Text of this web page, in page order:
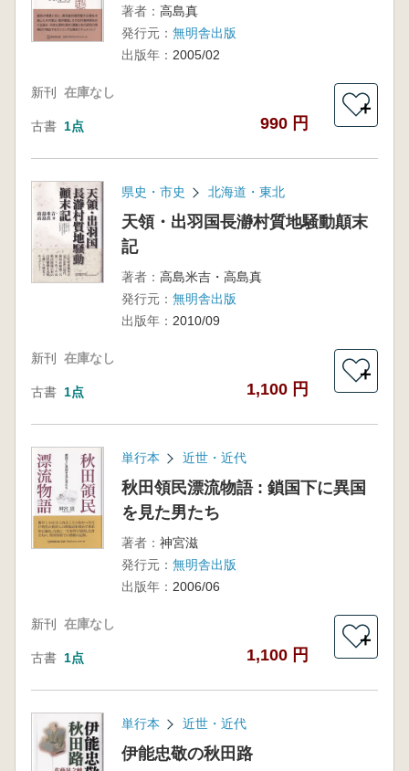
著者： 高島真
発行元： 無明舎出版
出版年： 2005/02
新刊 在庫なし
古書 1点 990 円
＋
県史・市史 北海道・東北
天領・出羽国長瀞村質地騒動顛末
記
著者： 高島米吉・高島真
発行元： 無明舎出版
出版年： 2010/09
新刊 在庫なし
古書 1点 1,100 円
＋
単行本 近世・近代
秋田領民漂流物語 : 鎖国下に異国
を見た男たち
著者： 神宮滋
発行元： 無明舎出版
出版年： 2006/06
新刊 在庫なし
古書 1点 1,100 円
＋
単行本 近世・近代
伊能忠敬の秋田路